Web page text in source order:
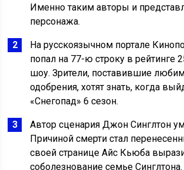
Именно таким авторы и
персонажа.
На русскоязычном портале
попал на 77-ю строку в рейтинге
шоу. Зрители, поставившие
одобрения, хотят знать, когда
«Снегопад» 6 сезон.
Автор сценария Джон Синглтон
Причиной смерти стал
своей странице Айс Кьюба
соболезнование семье